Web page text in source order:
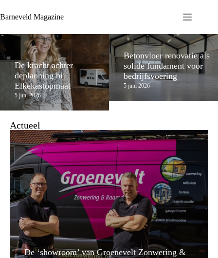
Barneveld Magazine
De kracht achter
deplanning bij
Elkekastopmaat
5 juni 2026
Betonvloer renovatie als
solide fundament voor
bedrijfsvoering
5 juni 2026
Actueel
De ‘showroom’ van Groenevelt Zonwering &